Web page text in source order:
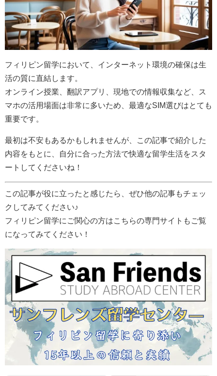
フィリピン留学において、インターネット環境の確保は生
活の質に直結します。
オンライン授業、翻訳アプリ、現地での情報収集など、ス
マホの活用場面は非常に多いため、最適なSIM選びはとても
重要です。
最初は不安もあるかもしれませんが、この記事で紹介した
内容をもとに、自分に合った方法で快適な留学生活をスタ
ートしてくださいね！
この記事が役に立ったと感じたら、ぜひ他の記事もチェッ
クしてみてください♪
フィリピン留学にご関心の方はこちらの専門サイトもご覧
になってみてください！